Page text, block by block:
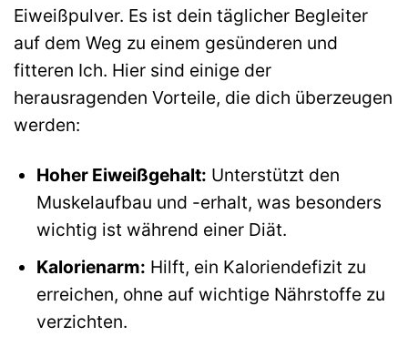
Eiweißpulver. Es ist dein täglicher Begleiter
auf dem Weg zu einem gesünderen und
fitteren Ich. Hier sind einige der
herausragenden Vorteile, die dich überzeugen
werden:
Hoher Eiweißgehalt: Unterstützt den
Muskelaufbau und -erhalt, was besonders
wichtig ist während einer Diät.
Kalorienarm: Hilft, ein Kaloriendefizit zu
erreichen, ohne auf wichtige Nährstoffe zu
verzichten.